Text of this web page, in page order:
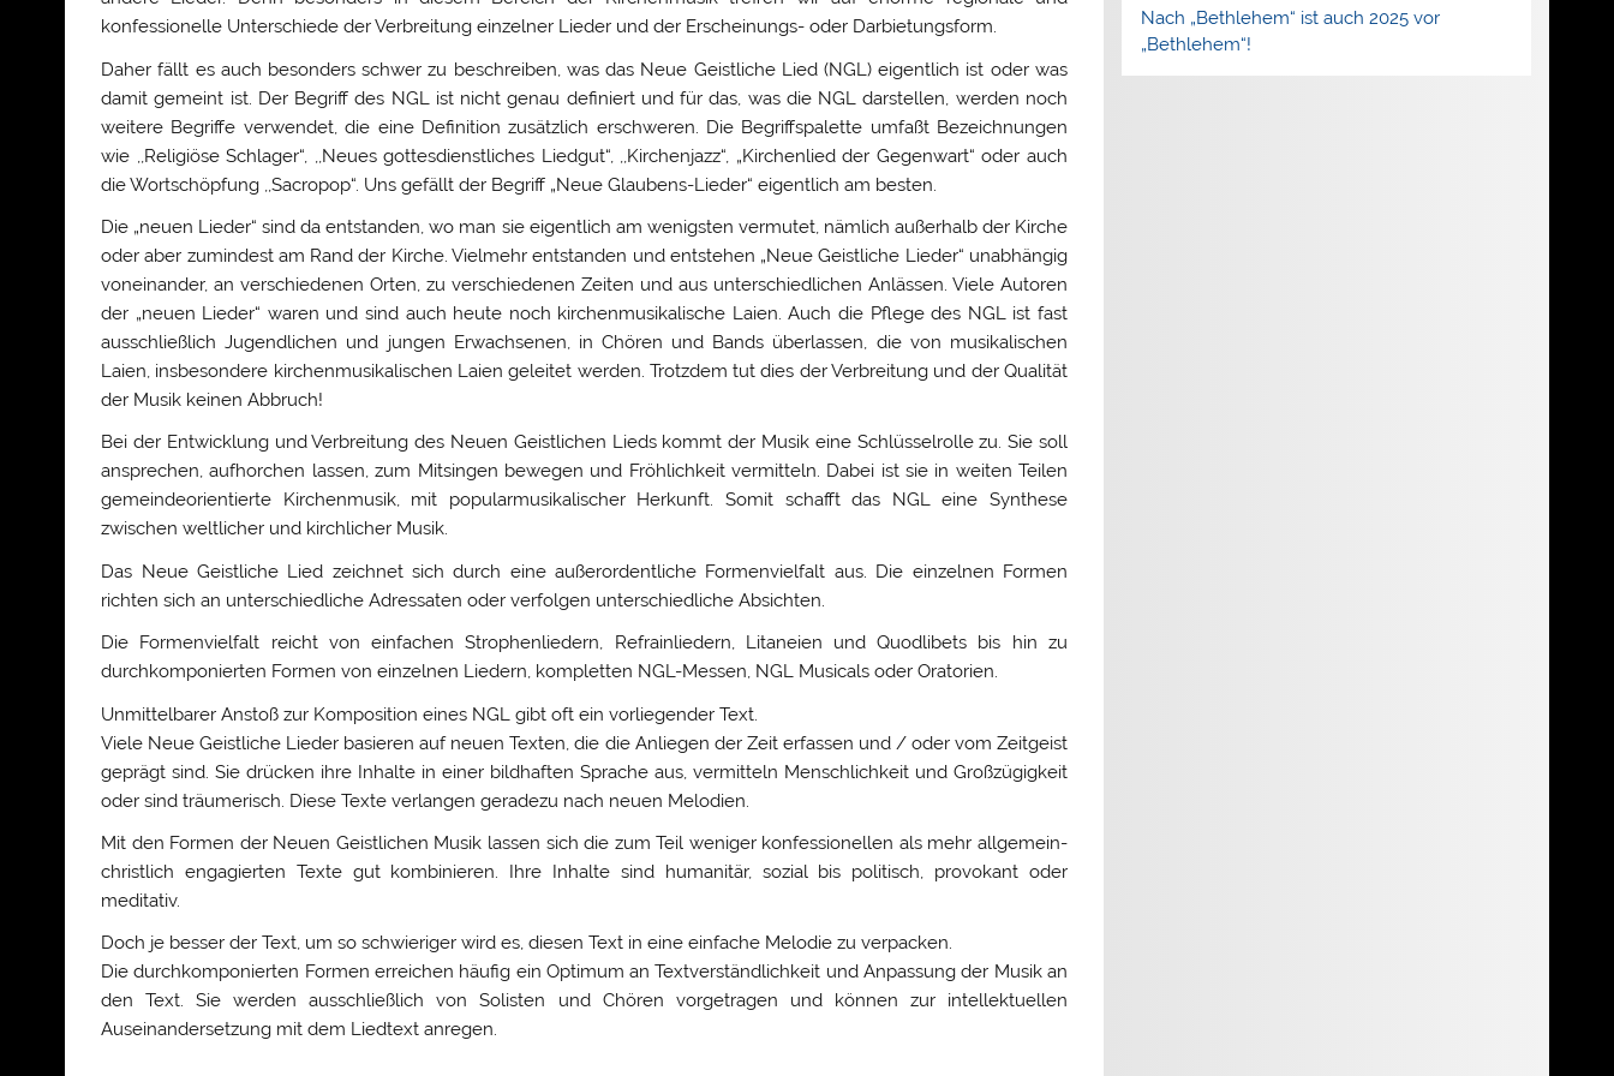
konfessionelle Unterschiede der Verbreitung einzelner Lieder und der Erscheinungs- oder Darbietungsform.
Daher fällt es auch besonders schwer zu beschreiben, was das Neue Geistliche Lied (NGL) eigentlich ist oder was
damit gemeint ist. Der Begriff des NGL ist nicht genau definiert und für das, was die NGL darstellen, werden noch
weitere Begriffe verwendet, die eine Definition zusätzlich erschweren. Die Begriffspalette umfaßt Bezeichnungen
wie ,,Religiöse Schlager“, ,,Neues gottesdienstliches Liedgut“, ,,Kirchenjazz“, „Kirchenlied der Gegenwart“ oder auch
die Wortschöpfung ,,Sacropop“. Uns gefällt der Begriff „Neue Glaubens-Lieder“ eigentlich am besten.
Die „neuen Lieder“ sind da entstanden, wo man sie eigentlich am wenigsten vermutet, nämlich außerhalb der Kirche
oder aber zumindest am Rand der Kirche. Vielmehr entstanden und entstehen „Neue Geistliche Lieder“ unabhängig
voneinander, an verschiedenen Orten, zu verschiedenen Zeiten und aus unterschiedlichen Anlässen. Viele Autoren
der „neuen Lieder“ waren und sind auch heute noch kirchenmusikalische Laien. Auch die Pflege des NGL ist fast
ausschließlich Jugendlichen und jungen Erwachsenen, in Chören und Bands überlassen, die von musikalischen
Laien, insbesondere kirchenmusikalischen Laien geleitet werden. Trotzdem tut dies der Verbreitung und der Qualität
der Musik keinen Abbruch!
Bei der Entwicklung und Verbreitung des Neuen Geistlichen Lieds kommt der Musik eine Schlüsselrolle zu. Sie soll
ansprechen, aufhorchen lassen, zum Mitsingen bewegen und Fröhlichkeit vermitteln. Dabei ist sie in weiten Teilen
gemeindeorientierte Kirchenmusik, mit popularmusikalischer Herkunft. Somit schafft das NGL eine Synthese
zwischen weltlicher und kirchlicher Musik.
Das Neue Geistliche Lied zeichnet sich durch eine außerordentliche Formenvielfalt aus. Die einzelnen Formen
richten sich an unterschiedliche Adressaten oder verfolgen unterschiedliche Absichten.
Die Formenvielfalt reicht von einfachen Strophenliedern, Refrainliedern, Litaneien und Quodlibets bis hin zu
durchkomponierten Formen von einzelnen Liedern, kompletten NGL-Messen, NGL Musicals oder Oratorien.
Unmittelbarer Anstoß zur Komposition eines NGL gibt oft ein vorliegender Text.
Viele Neue Geistliche Lieder basieren auf neuen Texten, die die Anliegen der Zeit erfassen und / oder vom Zeitgeist
geprägt sind. Sie drücken ihre Inhalte in einer bildhaften Sprache aus, vermitteln Menschlichkeit und Großzügigkeit
oder sind träumerisch. Diese Texte verlangen geradezu nach neuen Melodien.
Mit den Formen der Neuen Geistlichen Musik lassen sich die zum Teil weniger konfessionellen als mehr allgemein-
christlich engagierten Texte gut kombinieren. Ihre Inhalte sind humanitär, sozial bis politisch, provokant oder
meditativ.
Doch je besser der Text, um so schwieriger wird es, diesen Text in eine einfache Melodie zu verpacken.
Die durchkomponierten Formen erreichen häufig ein Optimum an Textverständlichkeit und Anpassung der Musik an
den Text. Sie werden ausschließlich von Solisten und Chören vorgetragen und können zur intellektuellen
Auseinandersetzung mit dem Liedtext anregen.
Nach „Bethlehem“ ist auch 2025 vor
„Bethlehem“!